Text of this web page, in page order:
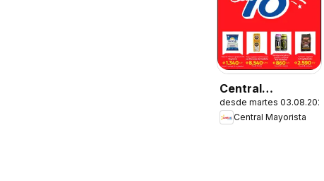
Central
Mayorista
Ofertas
desde martes 03.08.2026
Central Mayorista